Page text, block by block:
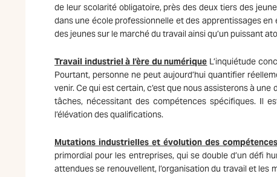
de leur scolarité obligatoire, près des deux tiers des
dans une école professionnelle et des apprentissages
des jeunes sur le marché du travail ainsi qu’un puissant
Travail industriel à l’ère du numérique L’inquiétude
Pourtant, personne ne peut aujourd’hui quantifier
venir. Ce qui est certain, c’est que nous assisterons à
tâches, nécessitant des compétences spécifiques. Il
l’élévation des qualifications.
Mutations industrielles et évolution des compétences
primordial pour les entreprises, qui se double d’un défi
attendues se renouvellent, l’organisation du travail et